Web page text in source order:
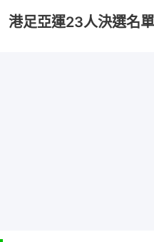
港足亞運23人決選名單